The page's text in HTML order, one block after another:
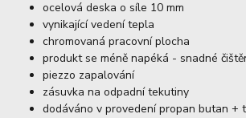
ocelová deska o síle 10 mm
vynikající vedení tepla
chromovaná pracovní plocha
produkt se méně napéká - snadné
piezzo zapalování
zásuvka na odpadní tekutiny
dodáváno v provedení propan butan +